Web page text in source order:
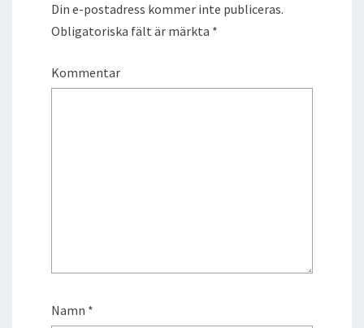
Din e-postadress kommer inte publiceras.
Obligatoriska fält är märkta *
Kommentar
Namn *